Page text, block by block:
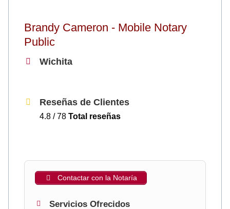
Brandy Cameron - Mobile Notary
Public
Wichita
Reseñas de Clientes
4.8 / 78 Total reseñas
Contactar con la Notaría
Servicios Ofrecidos